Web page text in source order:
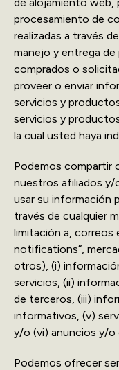
procesamiento de
realizadas a través
manejo y entrega
comprados o
proveer o enviar
servicios y
servicios y
la cual usted haya
Podemos compartir
nuestros afiliados y/
usar su información
través de cualquier
limitación a, correos
notifications”,
otros), (i)
servicios, (ii)
de terceros, (iii)
informativos, (v)
y/o (vi) anuncios y/o
Podemos ofrecer